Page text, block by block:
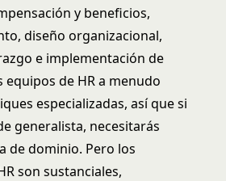
y beneficios,
diseño organizacional,
e implementación de
equipos de HR a menudo
especializadas, así que si
generalista, necesitarás
de dominio. Pero los
son sustanciales,